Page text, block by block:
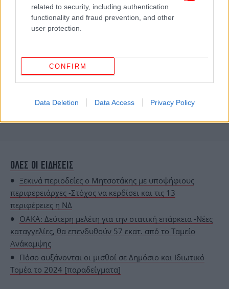
related to security, including authentication
functionality and fraud prevention, and other
user protection.
CONFIRM
Data Deletion Data Access Privacy Policy
ΟΛΕΣ ΟΙ ΕΙΔΗΣΕΙΣ
Ξεκινά περιοδείες ο Μητσοτάκης με υποψήφιους
περιφερειάρχες -Στόχος να κερδίσει και τις 13
περιφέρειες η ΝΔ
ΟΑΚΑ: Δεύτερη μελέτη για την στατική επάρκεια -Νέες
καταγγελίες, θα επενδυθούν 57 εκατ. από το Ταμείο
Ανάκαμψης
Πόσο αυξάνονται οι μισθοί σε Δημόσιο και Ιδιωτικό
Τομέα το 2024 [παραδείγματα]